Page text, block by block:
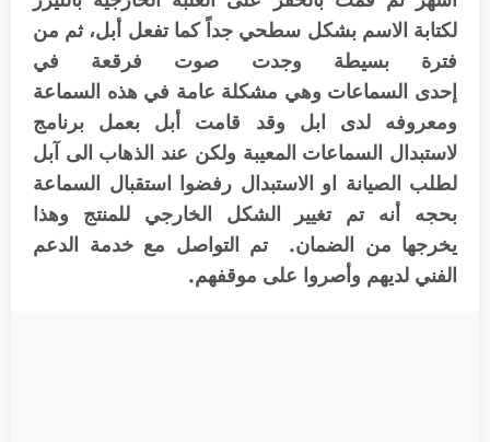
لكتابة الاسم بشكل سطحي جداً كما تفعل أبل، ثم من
فترة بسيطة وجدت صوت فرقعة في
إحدى السماعات وهي مشكلة عامة في هذه السماعة
ومعروفه لدى ابل وقد قامت أبل بعمل برنامج
لاستبدال السماعات المعيبة ولكن عند الذهاب الى آبل
لطلب الصيانة او الاستبدال رفضوا استقبال السماعة
بحجه أنه تم تغيير الشكل الخارجي للمنتج وهذا
يخرجها من الضمان. تم التواصل مع خدمة الدعم
الفني لديهم وأصروا على موقفهم.